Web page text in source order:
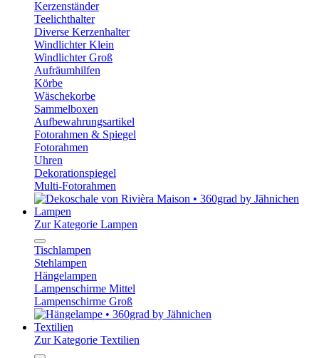
Kerzenständer
Teelichthalter
Diverse Kerzenhalter
Windlichter Klein
Windlichter Groß
Aufräumhilfen
Körbe
Wäschekorbe
Sammelboxen
Aufbewahrungsartikel
Fotorahmen & Spiegel
Fotorahmen
Uhren
Dekorationspiegel
Multi-Fotorahmen
Lampen
Zur Kategorie Lampen
Tischlampen
Stehlampen
Hängelampen
Lampenschirme Mittel
Lampenschirme Groß
Textilien
Zur Kategorie Textilien